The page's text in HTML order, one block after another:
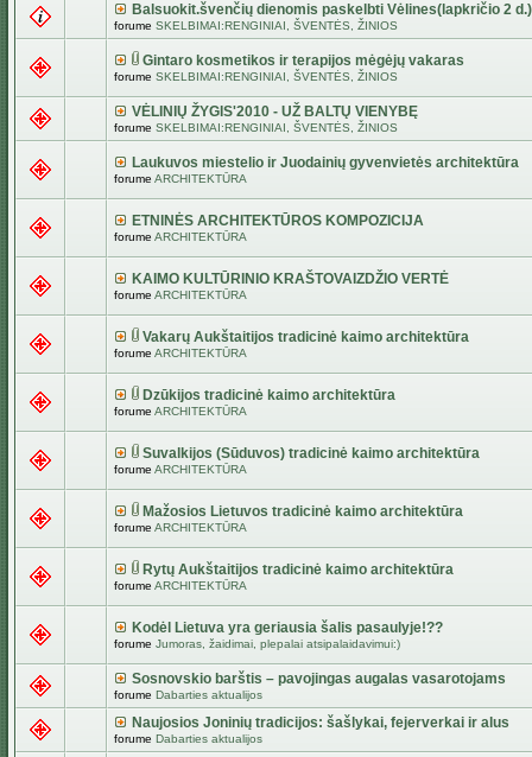
Balsuokit.švenčių dienomis paskelbti Vėlines(lapkričio 2 d.)
forume SKELBIMAI:RENGINIAI, ŠVENTĖS, ŽINIOS
Gintaro kosmetikos ir terapijos mėgėjų vakaras
forume SKELBIMAI:RENGINIAI, ŠVENTĖS, ŽINIOS
VĖLINIŲ ŽYGIS'2010 - UŽ BALTŲ VIENYBĘ
forume SKELBIMAI:RENGINIAI, ŠVENTĖS, ŽINIOS
Laukuvos miestelio ir Juodainių gyvenvietės architektūra
forume ARCHITEKTŪRA
ETNINĖS ARCHITEKTŪROS KOMPOZICIJA
forume ARCHITEKTŪRA
KAIMO KULTŪRINIO KRAŠTOVAIZDŽIO VERTĖ
forume ARCHITEKTŪRA
Vakarų Aukštaitijos tradicinė kaimo architektūra
forume ARCHITEKTŪRA
Dzūkijos tradicinė kaimo architektūra
forume ARCHITEKTŪRA
Suvalkijos (Sūduvos) tradicinė kaimo architektūra
forume ARCHITEKTŪRA
Mažosios Lietuvos tradicinė kaimo architektūra
forume ARCHITEKTŪRA
Rytų Aukštaitijos tradicinė kaimo architektūra
forume ARCHITEKTŪRA
Kodėl Lietuva yra geriausia šalis pasaulyje!??
forume Jumoras, žaidimai, plepalai atsipalaidavimui:)
Sosnovskio barštis – pavojingas augalas vasarotojams
forume Dabarties aktualijos
Naujosios Joninių tradicijos: šašlykai, fejerverkai ir alus
forume Dabarties aktualijos